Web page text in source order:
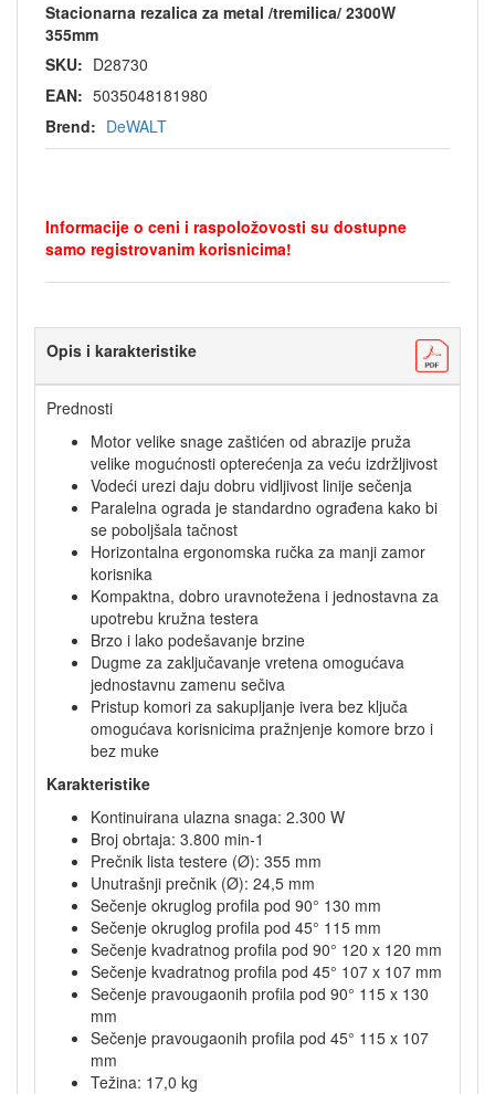
Stacionarna rezalica za metal /tremilica/ 2300W
355mm
SKU: D28730
EAN: 5035048181980
Brend: DeWALT
Informacije o ceni i raspoložovosti su dostupne
samo registrovanim korisnicima!
Opis i karakteristike
Prednosti
Motor velike snage zaštićen od abrazije pruža
velike mogućnosti opterećenja za veću izdržljivost
Vodeći urezi daju dobru vidljivost linije sečenja
Paralelna ograda je standardno ograđena kako bi
se poboljšala tačnost
Horizontalna ergonomska ručka za manji zamor
korisnika
Kompaktna, dobro uravnotežena i jednostavna za
upotrebu kružna testera
Brzo i lako podešavanje brzine
Dugme za zaključavanje vretena omogućava
jednostavnu zamenu sečiva
Pristup komori za sakupljanje ivera bez ključa
omogućava korisnicima pražnjenje komore brzo i
bez muke
Karakteristike
Kontinuirana ulazna snaga: 2.300 W
Broj obrtaja: 3.800 min-1
Prečnik lista testere (Ø): 355 mm
Unutrašnji prečnik (Ø): 24,5 mm
Sečenje okruglog profila pod 90° 130 mm
Sečenje okruglog profila pod 45° 115 mm
Sečenje kvadratnog profila pod 90° 120 x 120 mm
Sečenje kvadratnog profila pod 45° 107 x 107 mm
Sečenje pravougaonih profila pod 90° 115 x 130
mm
Sečenje pravougaonih profila pod 45° 115 x 107
mm
Težina: 17,0 kg